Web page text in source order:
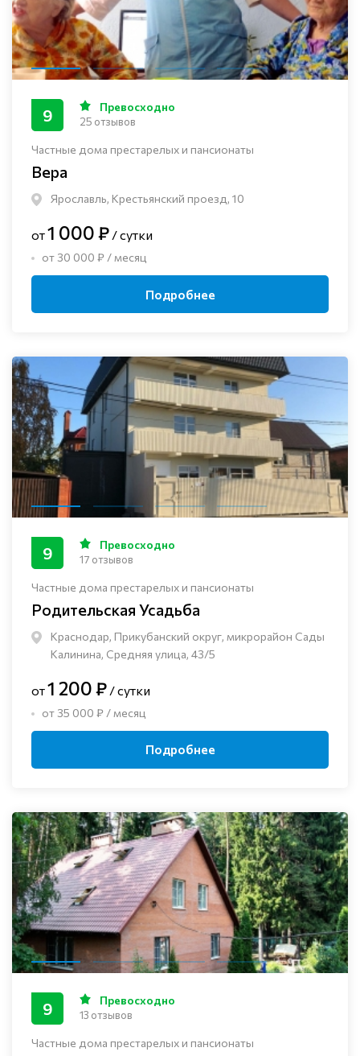
Частные дома престарелых и пансионаты
Вера
Ярославль, Крестьянский проезд, 10
9 Превосходно
25 отзывов
от1 000 ₽ / сутки
от 30 000 ₽ / месяц
Подробнее
Частные дома престарелых и пансионаты
Родительская Усадьба
Краснодар, Прикубанский округ, микрорайон Сады
Калинина, Средняя улица, 43/5
9 Превосходно
17 отзывов
от1 200 ₽ / сутки
от 35 000 ₽ / месяц
Подробнее
Частные дома престарелых и пансионаты
9 Превосходно
13 отзывов